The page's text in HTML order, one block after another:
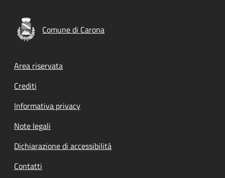
Comune di Carona
Footer menu
Area riservata
Crediti
Informativa privacy
Note legali
Dichiarazione di accessibilità
Contatti